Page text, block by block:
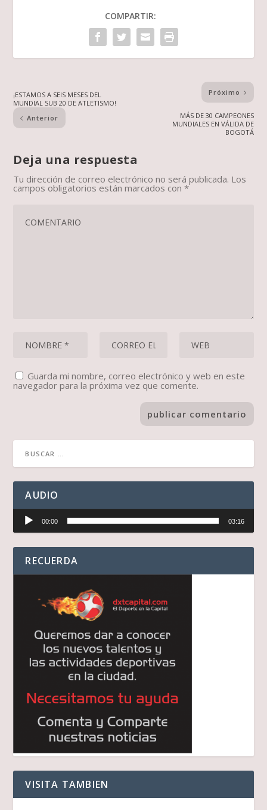
COMPARTIR:
¡ESTAMOS A SEIS MESES DEL
MUNDIAL SUB 20 DE ATLETISMO!
Anterior
Próximo
MÁS DE 30 CAMPEONES
MUNDIALES EN VÁLIDA DE
BOGOTÁ
Deja una respuesta
Tu dirección de correo electrónico no será publicada. Los
campos obligatorios están marcados con*
Guarda mi nombre, correo electrónico y web en este
navegador para la próxima vez que comente.
AUDIO
Reproductor
audio
00:00 03:16
RECUERDA
VISITA TAMBIEN